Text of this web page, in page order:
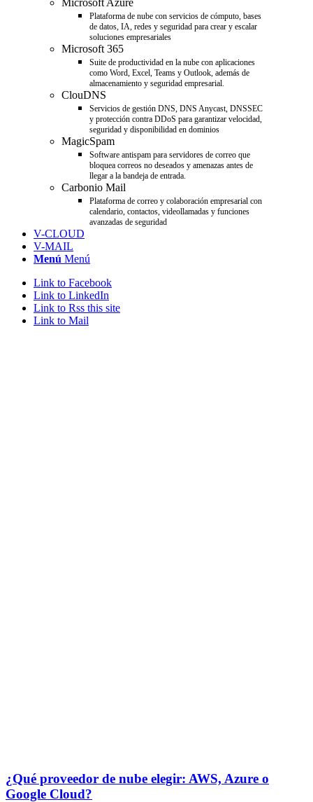
Microsoft Azure
Plataforma de nube con servicios de cómputo, bases
de datos, IA, redes y seguridad para crear y escalar
soluciones empresariales
Microsoft 365
Suite de productividad en la nube con aplicaciones
como Word, Excel, Teams y Outlook, además de
almacenamiento y seguridad empresarial.
ClouDNS
Servicios de gestión DNS, DNS Anycast, DNSSEC
y protección contra DDoS para garantizar velocidad,
seguridad y disponibilidad en dominios
MagicSpam
Software antispam para servidores de correo que
bloquea correos no deseados y amenazas antes de
llegar a la bandeja de entrada.
Carbonio Mail
Plataforma de correo y colaboración empresarial con
calendario, contactos, videollamadas y funciones
avanzadas de seguridad
V-CLOUD
V-MAIL
Menú Menú
Link to Facebook
Link to LinkedIn
Link to Rss this site
Link to Mail
¿Qué proveedor de nube elegir: AWS, Azure o
Google Cloud?